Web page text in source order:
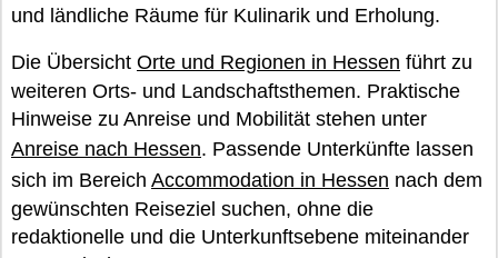
und ländliche Räume für Kulinarik und Erholung.
Die Übersicht Orte und Regionen in Hessen führt zu
weiteren Orts- und Landschaftsthemen. Praktische
Hinweise zu Anreise und Mobilität stehen unter
Anreise nach Hessen. Passende Unterkünfte lassen
sich im Bereich Accommodation in Hessen nach dem
gewünschten Reiseziel suchen, ohne die
redaktionelle und die Unterkunftsebene miteinander